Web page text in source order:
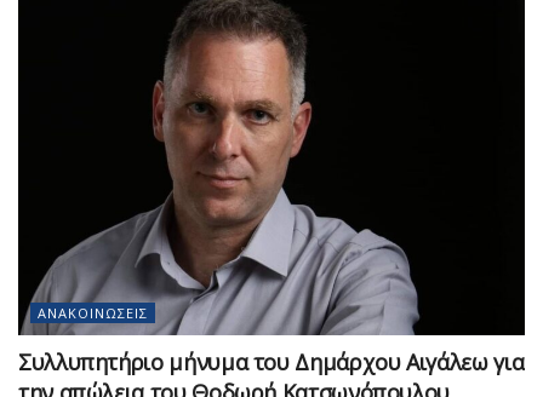
ΑΝΑΚΟΙΝΏΣΕΙΣ
Συλλυπητήριο μήνυμα του Δημάρχου Αιγάλεω για